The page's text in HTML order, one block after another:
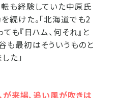
も経験していた中原氏
続けた。「北海道でも2
も『日ハム、何それ』と
も最初はそういうものと
た」
来場、追い風が吹きは